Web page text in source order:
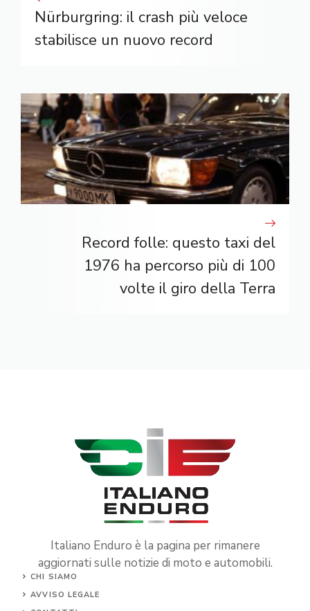
Nürburgring: il crash più veloce
stabilisce un nuovo record
Record folle: questo taxi del
1976 ha percorso più di 100
volte il giro della Terra
Italiano Enduro è la pagina per rimanere
aggiornati sulle notizie di moto e automobili.
CHI SIAMO
AVVISO LEGALE